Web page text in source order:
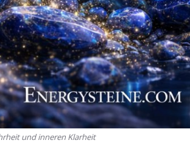
und inneren Klarheit